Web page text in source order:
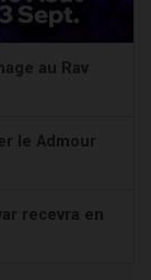
au Rav
le Admour
recevra en